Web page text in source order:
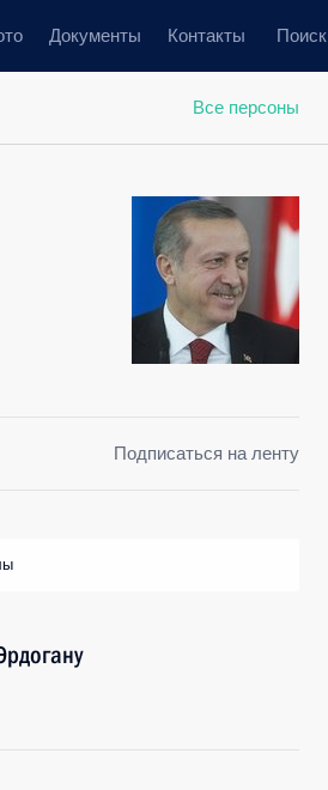
Документы Контакты Поиск
Все персоны
Подписаться на ленту